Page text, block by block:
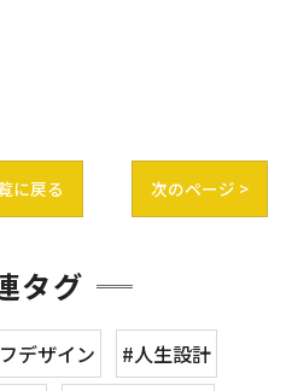
に戻る 次のページ >
タグ
デザイン
#人生設計